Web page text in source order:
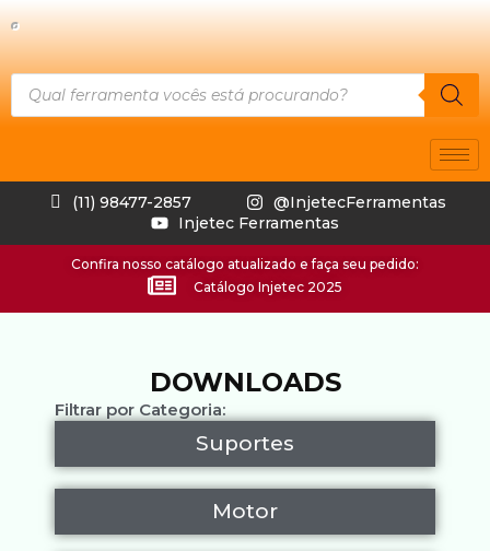
(11) 98477-2857
@InjetecFerramentas
Injetec Ferramentas
Confira nosso catálogo atualizado e faça seu pedido:
Catálogo Injetec 2025
DOWNLOADS
Filtrar por Categoria:
Suportes
Motor